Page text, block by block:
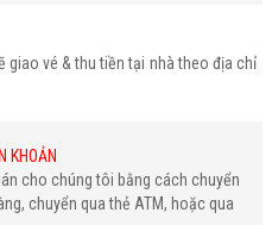
giao vé & thu tiền tại nhà theo địa chỉ
KHOẢN
cho chúng tôi bằng cách chuyển
chuyển qua thẻ ATM, hoặc qua